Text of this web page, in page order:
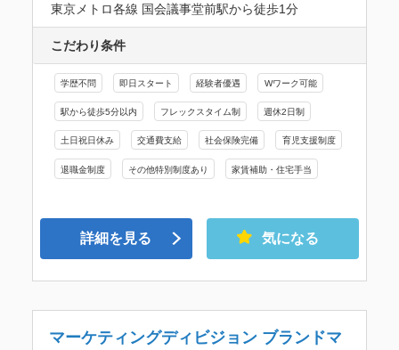
東京メトロ各線 国会議事堂前駅から徒歩1分
こだわり条件
学歴不問 即日スタート 経験者優遇 Wワーク可能
駅から徒歩5分以内 フレックスタイム制 週休2日制
土日祝日休み 交通費支給 社会保険完備 育児支援制度
退職金制度 その他特別制度あり 家賃補助・住宅手当
詳細を見る 気になる
マーケティングディビジョン ブランドマ